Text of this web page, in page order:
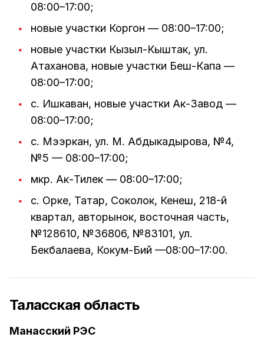
08:00–17:00;
новые участки Коргон — 08:00–17:00;
новые участки Кызыл-Кыштак, ул.
Атаханова, новые участки Беш-Капа —
08:00–17:00;
с. Ишкаван, новые участки Ак-Завод —
08:00–17:00;
с. Мээркан, ул. М. Абдыкадырова, №4,
№5 — 08:00–17:00;
мкр. Ак-Тилек — 08:00–17:00;
с. Орке, Татар, Соколок, Кенеш, 218-й
квартал, авторынок, восточная часть,
№128610, №36806, №83101, ул.
Бекбалаева, Кокум-Бий —08:00–17:00.
Таласская область
Манасский РЭС